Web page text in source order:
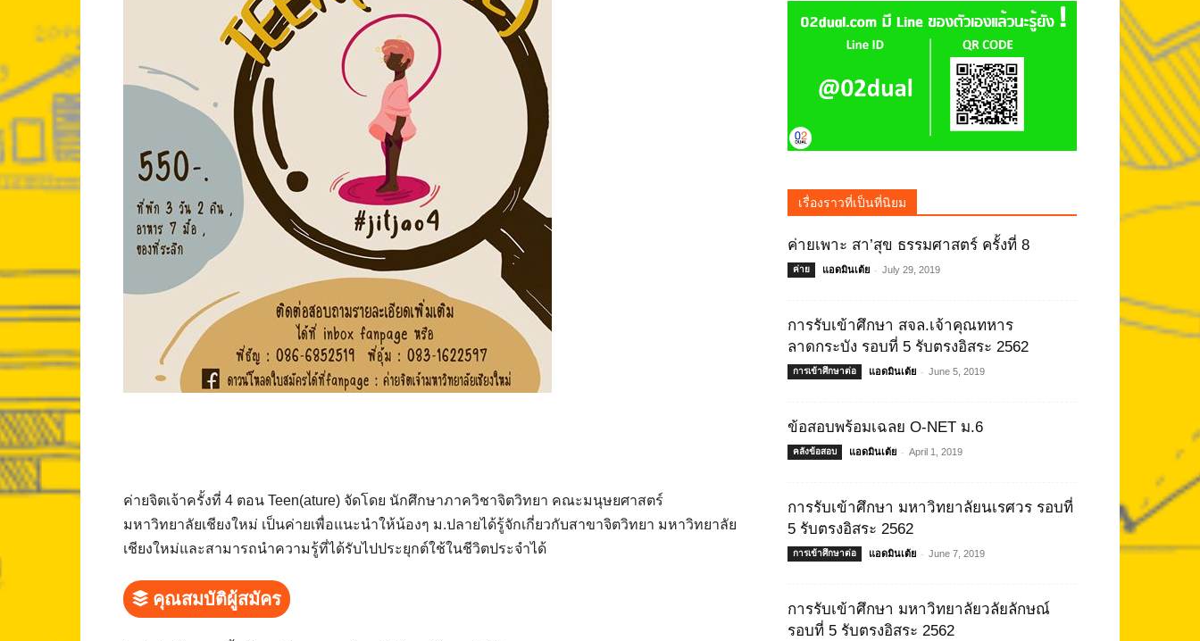
ค่ายจิตเจ้าครั้งที่ 4 ตอน Teen(ature) จัดโดย นักศึกษาภาควิชาจิตวิทยา คณะมนุษยศาสตร์
มหาวิทยาลัยเชียงใหม่ เป็นค่ายเพื่อแนะนำให้น้องๆ ม.ปลายได้รู้จักเกี่ยวกับสาขาจิตวิทยา มหาวิทยาลัย
เชียงใหม่และสามารถนำความรู้ที่ได้รับไปประยุกต์ใช้ในชีวิตประจำได้
คุณสมบัติผู้สมัคร
เรื่องราวที่เป็นที่นิยม
ค่ายเพาะ สา’สุข ธรรมศาสตร์ ครั้งที่ 8
ค่าย แอดมินเต้ย - July 29, 2019
การรับเข้าศึกษา สจล.เจ้าคุณทหาร
ลาดกระบัง รอบที่ 5 รับตรงอิสระ 2562
การเข้าศึกษาต่อ แอดมินเต้ย - June 5, 2019
ข้อสอบพร้อมเฉลย O-NET ม.6
คลังข้อสอบ แอดมินเต้ย - April 1, 2019
การรับเข้าศึกษา มหาวิทยาลัยนเรศวร รอบที่
5 รับตรงอิสระ 2562
การเข้าศึกษาต่อ แอดมินเต้ย - June 7, 2019
การรับเข้าศึกษา มหาวิทยาลัยวลัยลักษณ์
รอบที่ 5 รับตรงอิสระ 2562